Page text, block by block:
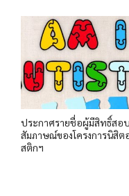
ประกาศรายชื่อผู้มีสิทธิ์สอบ
สัมภาษณ์ของโครงการนิสิ
สติกฯ